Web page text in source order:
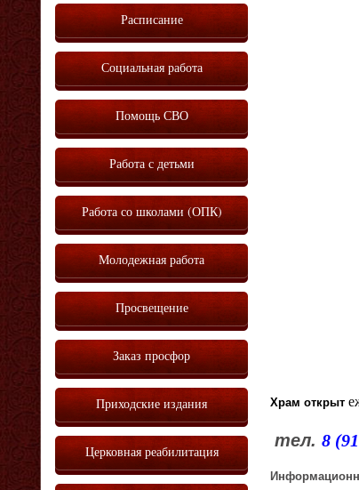
Храм открыт
тел. 8
Расписание
Социальная работа
Помощь СВО
Работа с детьми
Работа со школами (ОПК)
Молодежная работа
Просвещение
Заказ просфор
Приходские издания
Церковная реабилитация